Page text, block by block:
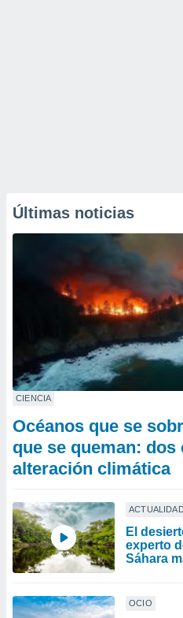
Últimas noticias
CIENCIA
Océanos que se
que se queman:
alteración climática
El
experto
Sáhara
OCIO